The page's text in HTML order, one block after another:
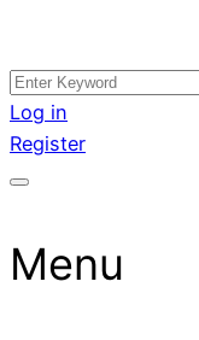
Skip
to
content
อสังหาโพสต์ รีวิวเยอ
หา แตกต่างอย่างตั้งใ
กับทีมงานบริษัท บ้าน
รับจ้างโพสอสังหา ขา
โพสต์ ที่ดิน กับทีมงาน
ขายได้จริงๆ ช่วยสร้
Search
for:
Log in
Register
Menu